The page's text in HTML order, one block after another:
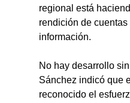
regional está
rendición de cuentas
información.
No hay desarrollo
Sánchez indicó que
reconocido el